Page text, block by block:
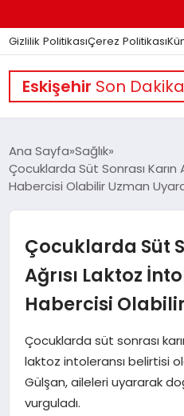
Gizlilik PolitikasıÇerez Politikası
Eskişehir Son Dakika
GÜNDEM
DÜNYA
EĞITIM
EKONOMI
Ana Sayfa Sağlık
Çocuklarda Süt Sonrası Karın
Habercisi Olabilir Uzman
Çocuklarda Süt
Ağrısı Laktoz
Habercisi
Çocuklarda süt sonrası
laktoz intoleransı belirtisi
Gülşan, aileleri uyararak
vurguladı.